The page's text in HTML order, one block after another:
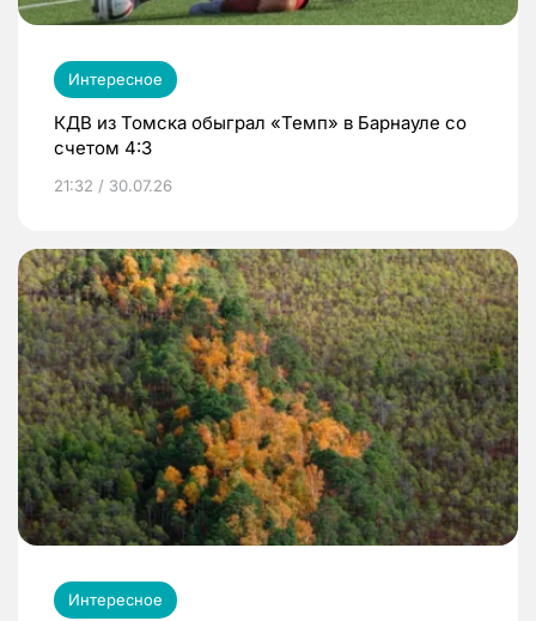
Интересное
КДВ из Томска обыграл «Темп» в Барнауле со
счетом 4:3
21:32 / 30.07.26
Интересное